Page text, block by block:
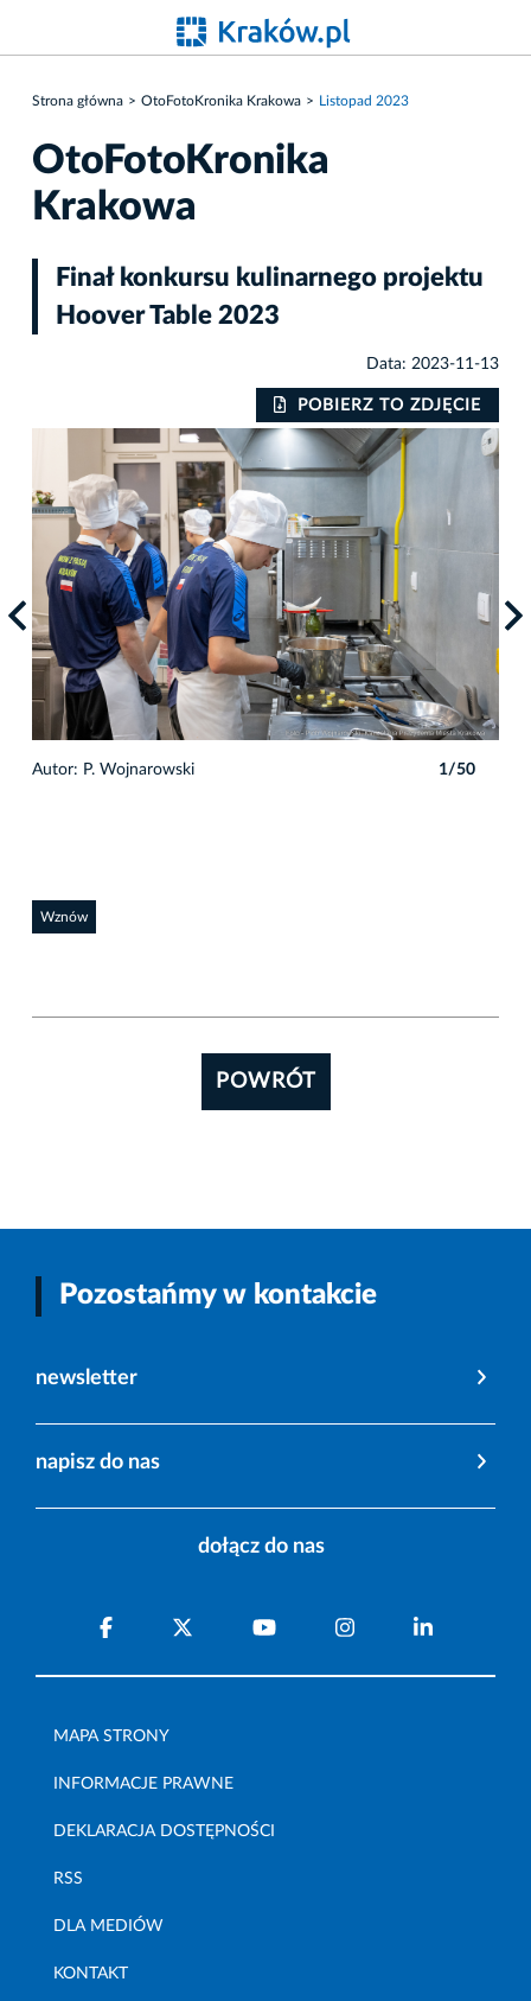
Strona główna OtoFotoKronika Krakowa Listopad 2023
OtoFotoKronika
Krakowa
Finał konkursu kulinarnego projektu
Hoover Table 2023
Data: 2023-11-13
POBIERZ TO ZDJĘCIE
Autor: P. Wojnarowski 1/50
Wznów
POWRÓT
Pozostańmy w kontakcie
newsletter
napisz do nas
dołącz do nas
MAPA STRONY
INFORMACJE PRAWNE
DEKLARACJA DOSTĘPNOŚCI
RSS
DLA MEDIÓW
KONTAKT